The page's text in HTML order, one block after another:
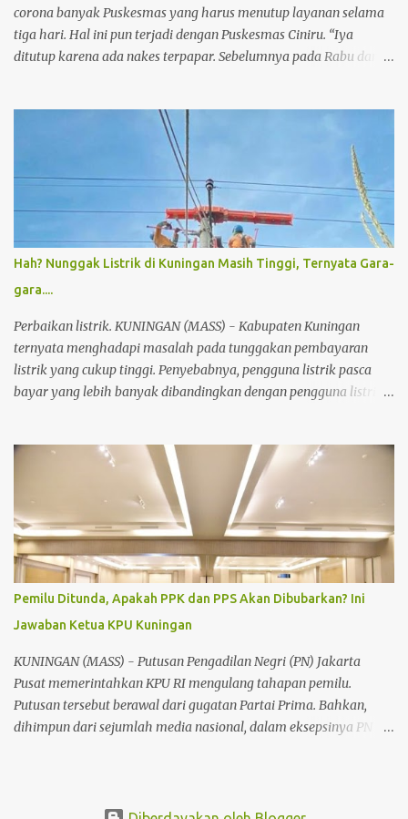
corona banyak Puskesmas yang harus menutup layanan selama
tiga hari. Hal ini pun terjadi dengan Puskesmas Ciniru. “Iya
ditutup karena ada nakes terpapar. Sebelumnya pada Rabu dan
merinci total ada 11 Puskesmas di Kuningan pernah ditutup
layanan selama tiga hari. Mulai dari Puskesmas Sukmulya
hingga sekarang Ciniru. “Selain menerpakan protokol kesehatan,
saya berdoa mudah-mudahan tidak ada lagi yang terpapar,”
sebutnya Sekadar informasi selain Sukamulya, juga Puskesmas
Luragung, Ciawi, Cigandmekar, Garawangi, Cijoho, Luragung,
Mandirancan Untuk sementara waktu, layanan kesehatan warga
ditangani oleh Puskesmas terdekat. Kejadian ini harus membuat
warga tersadarkan, sehingga selalu menerapkan protokol
kesehatan. (agus)
Hah? Nunggak Listrik di Kuningan Masih Tinggi, Ternyata Gara-
gara....
Perbaikan listrik. KUNINGAN (MASS) - Kabupaten Kuningan
ternyata menghadapi masalah pada tunggakan pembayaran
listrik yang cukup tinggi. Penyebabnya, pengguna listrik pasca
bayar yang lebih banyak dibandingkan dengan pengguna listrik
jumlah total pelanggan PLN di Kuningan mencapai 289.609,
dengan persentase 22,9% dari UP3 Cirebon. Dari jumlah tersebut,
pelanggan pasca bayar mendominasi dengan jumlah 175.206,
sedangkan pelanggan pra bayar hanya sebanyak 114.403. "Ini
menunjukkan bahwa masih banyak masyarakat yang
menggunakan sistem pasca bayar, yang berpotensi menyebabkan
tunggakan," ujar Nasuha kala diwawancara kuninganmass.com
pada Selasa (7/10/2025). Ia menambahkan juga untuk pelanggan
baru disarankan untuk memilih sistem pra bayar guna
menghindari masalah pembayaran di masa depan. Walaupun
salah satu masalah yang dihadapi adalah aturan baru yang
memungkinka...
Pemilu Ditunda, Apakah PPK dan PPS Akan Dibubarkan? Ini
Jawaban Ketua KPU Kuningan
KUNINGAN (MASS) - Putusan Pengadilan Negri (PN) Jakarta
Pusat memerintahkan KPU RI mengulang tahapan pemilu.
Putusan tersebut berawal dari gugatan Partai Prima. Bahkan,
dihimpun dari sejumlah media nasional, dalam eksepsinya PN
KPU kalah lagi dan putusan Pemilu ditunda, tidak terhindarkan.